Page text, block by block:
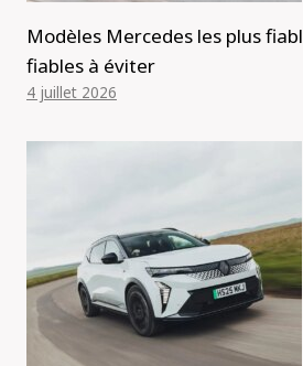
Modèles Mercedes les plus
fiables à éviter
4 juillet 2026